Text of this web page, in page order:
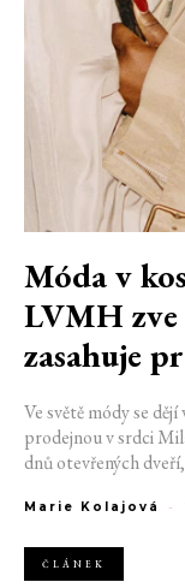
Móda v
LVMH
zasahuje
Ve světě módy se
prodejnou v srdci
dnů otevřených
AliExpress.
Marie Kolajová -
ČLÁNEK